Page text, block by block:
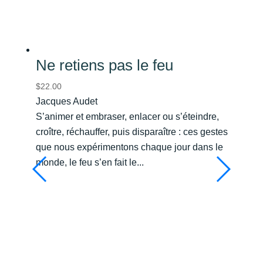
Ne retiens pas le feu
$22.00
Jacques Audet
S’animer et embraser, enlacer ou s’éteindre,
croître, réchauffer, puis disparaître : ces gestes
que nous expérimentons chaque jour dans le
monde, le feu s’en fait le...